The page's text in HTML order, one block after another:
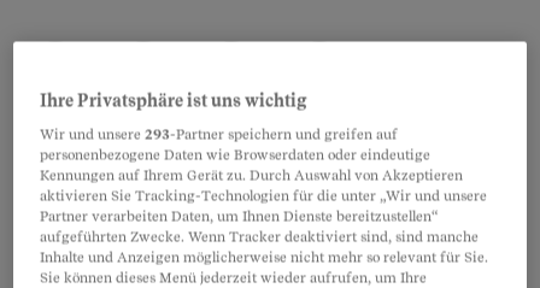
Teilen Anhören Merken Kommentare
Artikel teilen
Wenn die letzte Geburt vor März 2014 liegt, wird
die alte Regelung bei den sogenannten
Mutterschaftsleistungen der Grundversicherung
angewandt worden sein. Demnach wurden nur
Ihre Privatsphäre ist uns wichtig
Wir und unsere293-Partner speichern und greifen auf
personenbezogene Daten wie Browserdaten oder eindeutige
Kennungen auf Ihrem Gerät zu. Durch Auswahl von Akzeptieren
aktivieren Sie Tracking-Technologien für die unter „Wir und unsere
Partner verarbeiten Daten, um Ihnen Dienste bereitzustellen“
aufgeführten Zwecke. Wenn Tracker deaktiviert sind, sind manche
Inhalte und Anzeigen möglicherweise nicht mehr so relevant für Sie.
Sie können dieses Menü jederzeit wieder aufrufen, um Ihre